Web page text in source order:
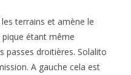
terrains et amène le
pique étant même
passes droitières. Solalito
A gauche cela est